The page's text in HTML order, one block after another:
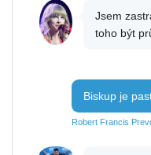
Jsem
toho být
Biskup je
Robert Francis